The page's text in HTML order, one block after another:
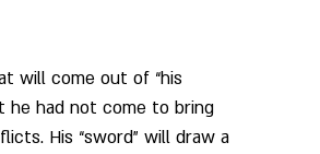
will come out of “his
he had not come to bring
His “sword” will draw a